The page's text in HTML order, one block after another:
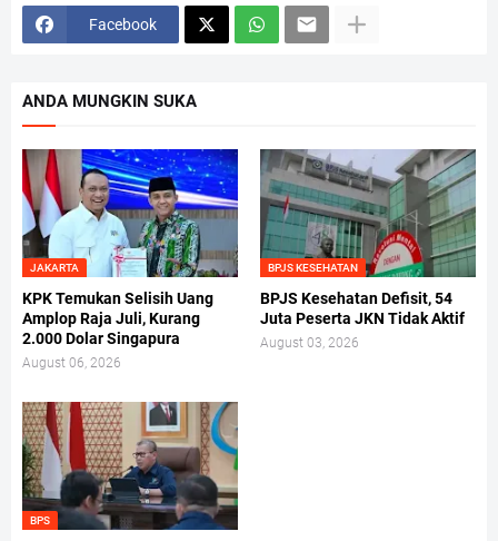
Facebook
ANDA MUNGKIN SUKA
JAKARTA
KPK Temukan Selisih Uang
Amplop Raja Juli, Kurang
2.000 Dolar Singapura
August 06, 2026
BPJS KESEHATAN
BPJS Kesehatan Defisit, 54
Juta Peserta JKN Tidak Aktif
August 03, 2026
BPS